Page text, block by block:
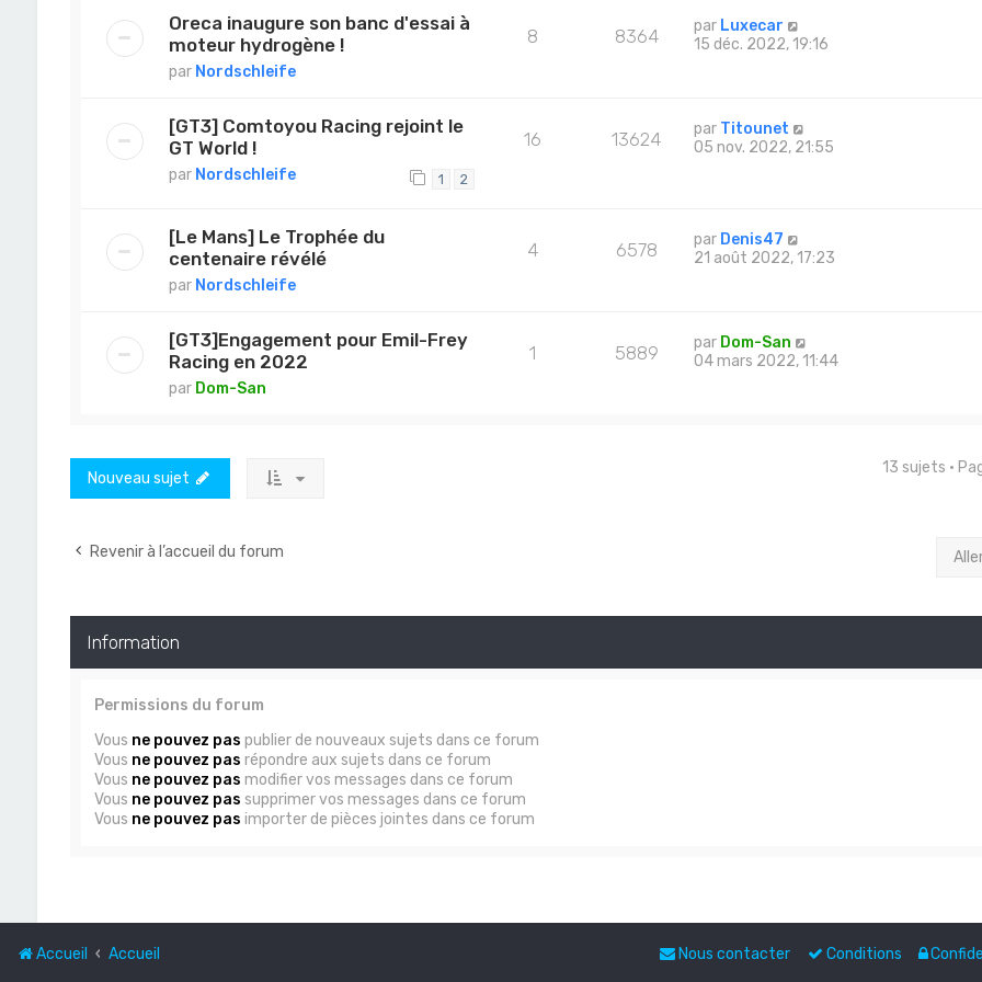
Oreca inaugure son banc d'essai à
moteur hydrogène !
par Nordschleife
8 8364 par Luxecar
15 déc. 2022, 19:16
[GT3] Comtoyou Racing rejoint le
GT World !
par Nordschleife 1 2
16 13624 par Titounet
05 nov. 2022, 21:55
[Le Mans] Le Trophée du
centenaire révélé
par Nordschleife
4 6578 par Denis47
21 août 2022, 17:23
[GT3]Engagement pour Emil-Frey
Racing en 2022
par Dom-San
1 5889 par Dom-San
04 mars 2022, 11:44
Nouveau sujet
13 sujets •
Revenir à l’accueil du forum
Information
Permissions du forum
Vous ne pouvez pas publier de nouveaux sujets dans ce forum
Vous ne pouvez pas répondre aux sujets dans ce forum
Vous ne pouvez pas modifier vos messages dans ce forum
Vous ne pouvez pas supprimer vos messages dans ce forum
Vous ne pouvez pas importer de pièces jointes dans ce forum
Accueil Accueil Conditions
Nous contacter